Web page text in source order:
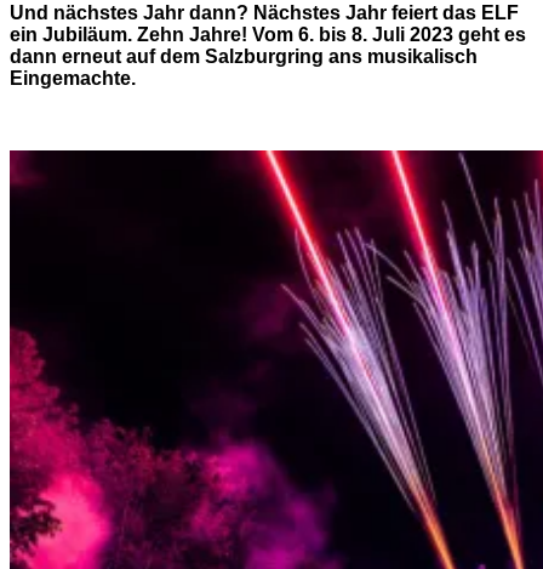
Und nächstes Jahr dann? Nächstes Jahr feiert das ELF
ein Jubiläum. Zehn Jahre! Vom 6. bis 8. Juli 2023 geht es
dann erneut auf dem Salzburgring ans musikalisch
Eingemachte.